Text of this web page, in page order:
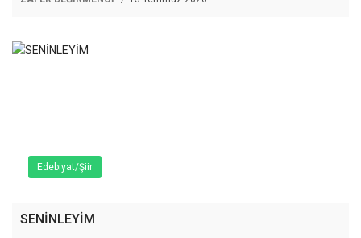
Edebiyat/Şiir
SENİNLEYİM